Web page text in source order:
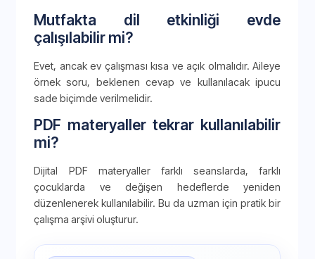
Mutfakta dil etkinliği evde
çalışılabilir mi?
Evet, ancak ev çalışması kısa ve açık olmalıdır. Aileye
örnek soru, beklenen cevap ve kullanılacak ipucu
sade biçimde verilmelidir.
PDF materyaller tekrar kullanılabilir
mi?
Dijital PDF materyaller farklı seanslarda, farklı
çocuklarda ve değişen hedeflerde yeniden
düzenlenerek kullanılabilir. Bu da uzman için pratik bir
çalışma arşivi oluşturur.